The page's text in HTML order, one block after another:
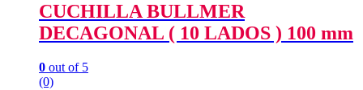
CUCHILLA BULLMER
DECAGONAL ( 10 LADOS ) 100 mm
0 out of 5
(0)